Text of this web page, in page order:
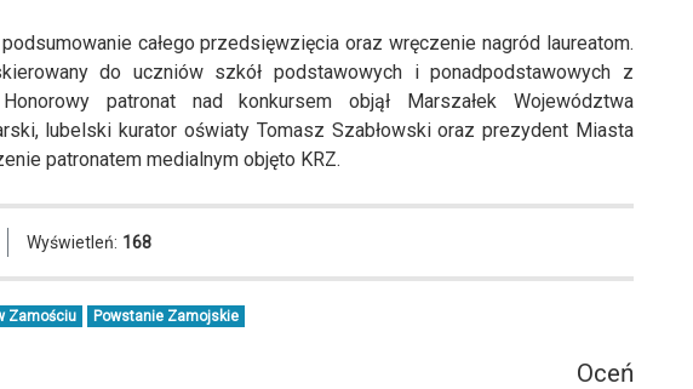
całego przedsięwzięcia oraz wręczenie nagród laureatom.
do uczniów szkół podstawowych i ponadpodstawowych z
patronat nad konkursem objął Marszałek Województwa
lubelski kurator oświaty Tomasz Szabłowski oraz prezydent Miasta
patronatem medialnym objęto KRZ.
Wyświetleń: 168
Zamościu Powstanie Zamojskie
Oceń